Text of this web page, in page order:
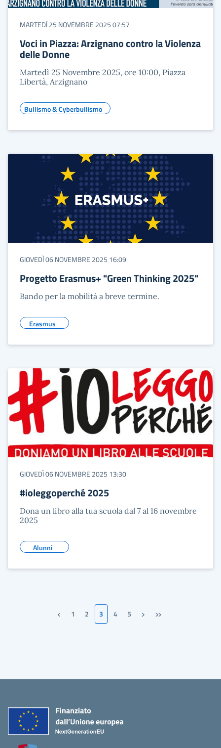
MARTEDÌ 25 NOVEMBRE 2025 07:57
Voci in Piazza: Arzignano contro la Violenza
delle Donne
Martedì 25 Novembre 2025, ore 10:00, Piazza
Libertà, Arzignano
Bullismo & Cyberbullismo
GIOVEDÌ 06 NOVEMBRE 2025 16:09
Progetto Erasmus+ "Green Thinking 2025"
Bando per la mobilità a breve termine.
Erasmus
GIOVEDÌ 06 NOVEMBRE 2025 13:30
#ioleggoperché 2025
Dona un libro alla tua scuola dal 7 al 16 novembre
2025
Alunni
‹Pagina precedente
1 2 3 4 5 Pagina successiva
› Ultima pagina
»